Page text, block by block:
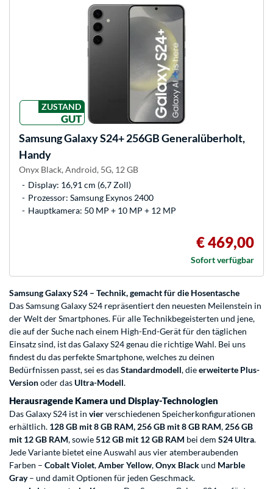
ZUSTAND
GUT
SamsungGalaxy S24+ 256GB Generalüberholt,
Handy
Onyx Black, Android, 5G, 12 GB
Display: 16,91 cm (6,7 Zoll)
Prozessor: Samsung Exynos 2400
Hauptkamera: 50 MP + 10 MP + 12 MP
€ 469,00
Sofort verfügbar
Samsung Galaxy S24 – Technik, gemacht für die Hosentasche
Das Samsung Galaxy S24 repräsentiert den neuesten Meilenstein in
der Welt der Smartphones. Für alle Technikbegeisterten und jene,
die auf der Suche nach einem High-End-Gerät für den täglichen
Einsatz sind, ist das Galaxy S24 genau die richtige Wahl. Bei uns
findest du das perfekte Smartphone, welches zu deinen
Bedürfnissen passt, sei es dasStandardmodell, dieerweiterte Plus-
Versionoder dasUltra-Modell.
Herausragende Kamera und Display-Technologien
Das Galaxy S24 ist in vierverschiedenen Speicherkonfigurationen
erhältlich. 128 GB mit 8 GB RAM, 256 GB mit 8 GB RAM, 256 GB
mit 12 GB RAM, sowie512 GB mit 12 GB RAM bei dem S24 Ultra.
Jede Variante bietet eine Auswahl aus vier atemberaubenden
Farben – Cobalt Violet,Amber Yellow,Onyx Blackund Marble
Gray– und damit Optionen für jeden Geschmack.